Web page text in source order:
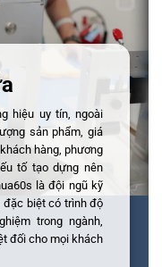
hiệu uy tín, ngoài
sản phẩm, giá
hàng, phương
tố tạo dựng nên
là đội ngũ kỹ
đặc biệt có trình độ
trong ngành,
đối cho mọi khách